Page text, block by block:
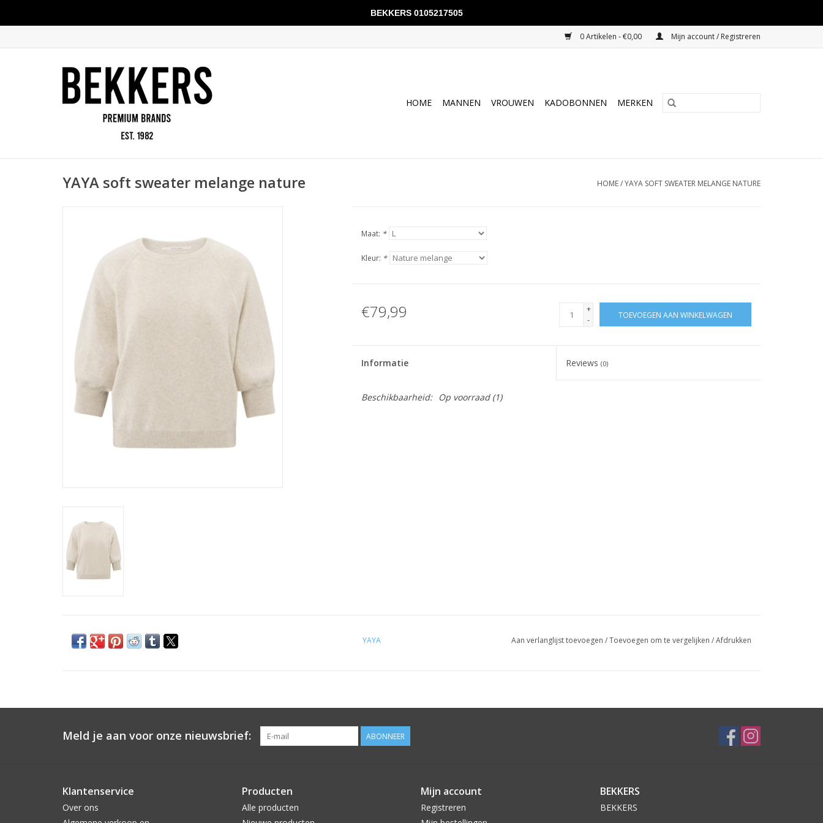
0 Artikelen - €0,00 Mijn account / Registreren
HOME MANNEN VROUWEN KADOBONNEN MERKEN
YAYA soft sweater melange nature HOME/YAYA SOFT SWEATER MELANGE NATURE
Maat: *
Kleur: *
€79,99
+
-
TOEVOEGEN AAN WINKELWAGEN
Informatie Reviews(0)
Beschikbaarheid: Op voorraad(1)
YAYA Aan verlanglijst toevoegen /Toevoegen om te vergelijken /Afdrukken
Meld je aan voor onze nieuwsbrief: ABONNEER
Klantenservice
Over ons
Producten
Alle producten
Mijn account
Registreren
BEKKERS
BEKKERS
BEKKERS 0105217505